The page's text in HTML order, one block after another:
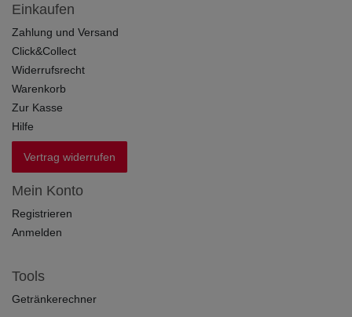
Einkaufen
Zahlung und Versand
Click&Collect
Widerrufsrecht
Warenkorb
Zur Kasse
Hilfe
Vertrag widerrufen
Mein Konto
Registrieren
Anmelden
Tools
Getränkerechner